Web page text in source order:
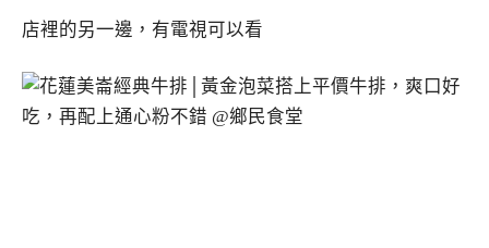
店裡的另一邊，有電視可以看